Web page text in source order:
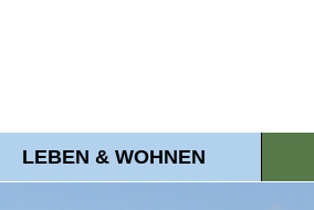
LEBEN & WOHNEN